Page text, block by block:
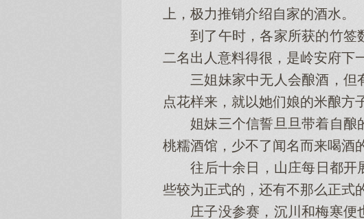
上，极力推销介绍自家的酒水。
到了午时，各家所获的竹签
二名出人意料得很，是岭安府下
三姐妹家中无人会酿酒，但有
点花样来，就以她们娘的米酿方
姐妹三个信誓旦旦带着自酿
桃糯酒馆，少不了闻名而来喝酒
往后十余日，山庄每日都开
些较为正式的，还有不那么正式
庄子没参赛，沉川和梅寒便也